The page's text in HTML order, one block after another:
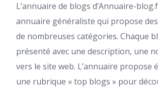
L’annuaire de blogs d’Annuaire-
annuaire généraliste qui propose
de nombreuses catégories. Chaque
présenté avec une description, une
vers le site web. L’annuaire propose
une rubrique « top blogs » pour